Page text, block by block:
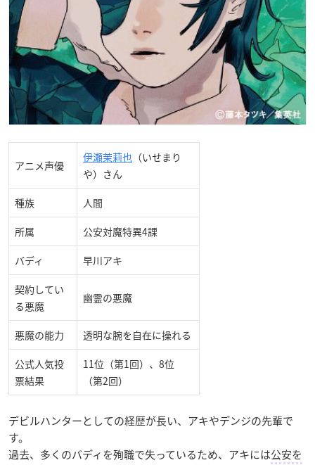
アニメ声優
伊瀬茉莉也 （いせまり
や）さん
種族 人間
所属 公安対魔特異4課
バディ 早川アキ
契約してい
る悪魔
幽霊の悪魔
悪魔の能力 透明な腕を自在に操れる
公式人気投
票結果
11位（第1回）、8位
（第2回）
デビルハンターとしての経歴が長い、アキやデンジの先輩で
す。
過去、多くのバディを殉職で失っているため、アキには公安を